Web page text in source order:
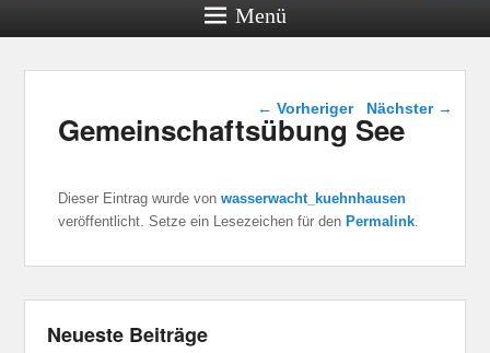
Menü
Beitragsnavigation
← Vorheriger Nächster →
Gemeinschaftsübung See
Dieser Eintrag wurde vonwasserwacht_kuehnhausen
veröffentlicht. Setze ein Lesezeichen für den Permalink
Neueste Beiträge